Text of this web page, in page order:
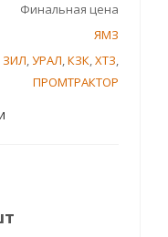
Финальная цена
ЯМЗ
ЗИЛ,УРАЛ,КЗК,ХТЗ,
ПРОМТРАКТОР